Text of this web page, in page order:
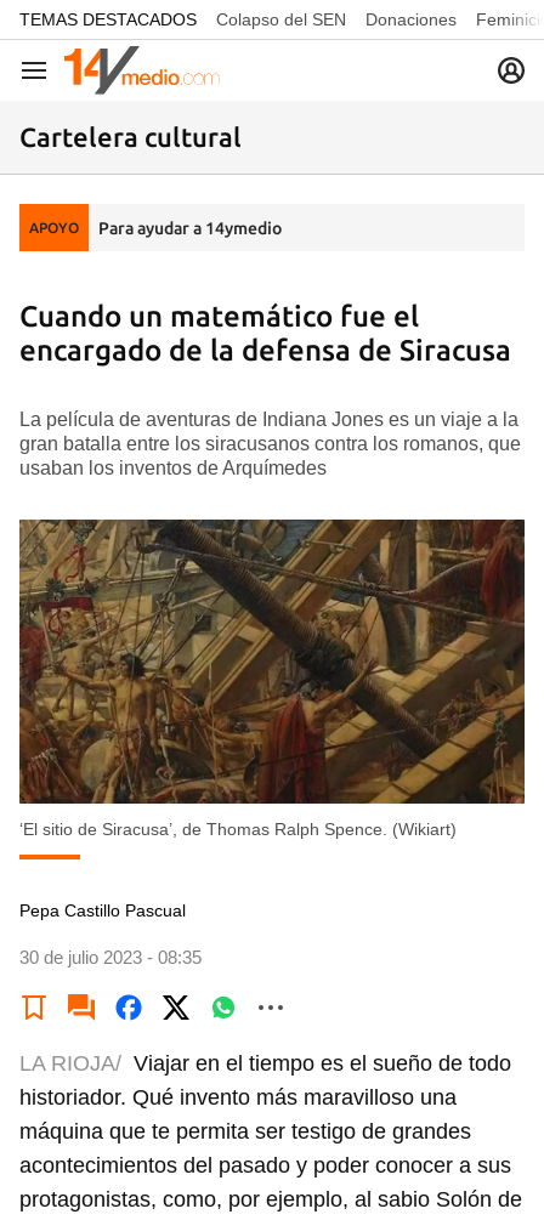
common.go-to-content
TEMAS DESTACADOS Colapso del SEN Donaciones
Navegación
Cartelera cultural
APOYO Para ayudar a 14ymedio
Cuando un matemático fue el
encargado de la defensa de Siracusa
La película de aventuras de Indiana Jones es un viaje a la
gran batalla entre los siracusanos contra los romanos, que
usaban los inventos de Arquímedes
‘El sitio de Siracusa’, de Thomas Ralph Spence. (Wikiart)
Pepa Castillo Pascual
30 de julio 2023 - 08:35
LA RIOJA/ Viajar en el tiempo es el sueño de todo
historiador. Qué invento más maravilloso una
máquina que te permita ser testigo de grandes
acontecimientos del pasado y poder conocer a sus
protagonistas, como, por ejemplo, al sabio Solón de